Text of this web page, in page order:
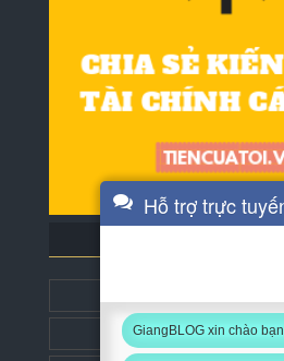
Đặt liên kết
Hỗ trợ trực
GiangBLOG xin chào